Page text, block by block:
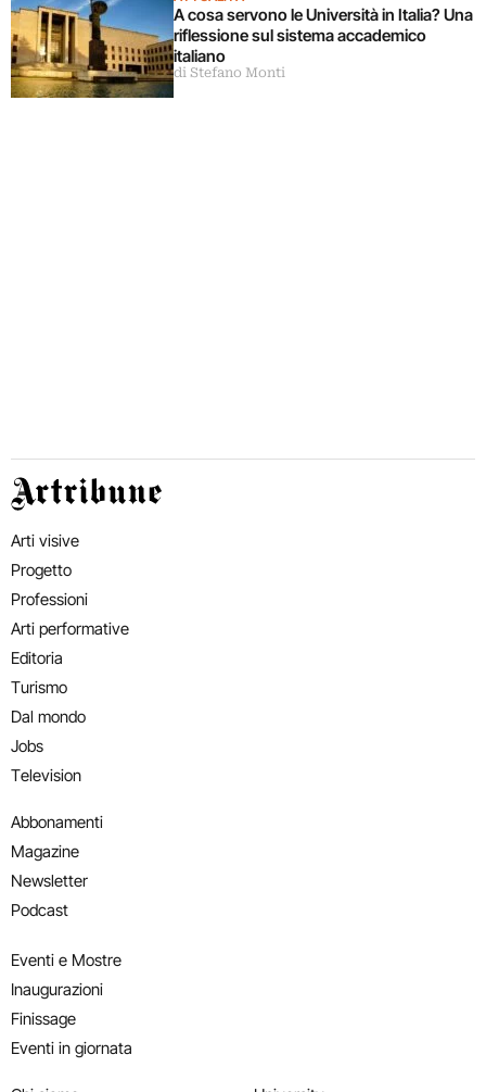
A cosa servono le Università in Italia? Una
riflessione sul sistema accademico
italiano
di Stefano Monti
Artribune
Arti visive
Progetto
Professioni
Arti performative
Editoria
Turismo
Dal mondo
Jobs
Television
Abbonamenti
Magazine
Newsletter
Podcast
Eventi e Mostre
Inaugurazioni
Finissage
Eventi in giornata